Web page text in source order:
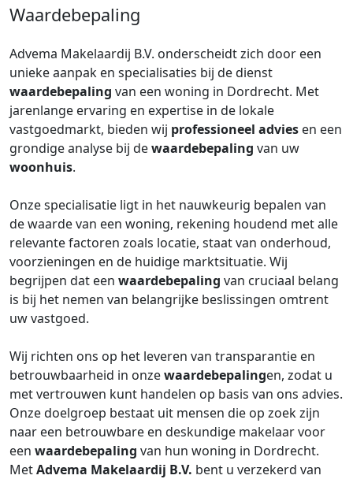
Waardebepaling
Advema Makelaardij B.V. onderscheidt zich door een
unieke aanpak en specialisaties bij de dienst
waardebepaling van een woning in Dordrecht. Met
jarenlange ervaring en expertise in de lokale
vastgoedmarkt, bieden wij professioneel advies en een
grondige analyse bij dewaardebepaling van uw
woonhuis.
Onze specialisatie ligt in het nauwkeurig bepalen van
de waarde van een woning, rekening houdend met alle
relevante factoren zoals locatie, staat van onderhoud,
voorzieningen en de huidige marktsituatie. Wij
begrijpen dat een waardebepaling van cruciaal belang
is bij het nemen van belangrijke beslissingen omtrent
uw vastgoed.
Wij richten ons op het leveren van transparantie en
betrouwbaarheid in onzewaardebepalingen, zodat u
met vertrouwen kunt handelen op basis van ons advies.
Onze doelgroep bestaat uit mensen die op zoek zijn
naar een betrouwbare en deskundige makelaar voor
een waardebepaling van hun woning in Dordrecht.
MetAdvema Makelaardij B.V. bent u verzekerd van